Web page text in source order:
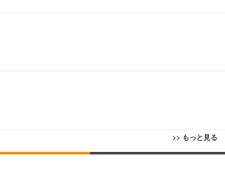
>> もっと見る
面昇降 強化ナイロン樹脂ベース 通気性メッシュ 在宅ワーク H-WY01